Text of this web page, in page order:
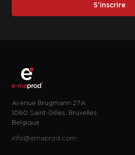
S'inscrire
Avenue Brugmann 27A
1060 Saint-Gilles, Bruxelles
Belgique
info@emaprod.com